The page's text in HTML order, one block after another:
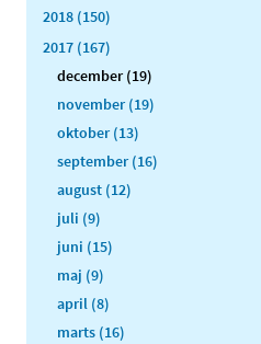
2018 (150)
2017 (167)
december (19)
november (19)
oktober (13)
september (16)
august (12)
juli (9)
juni (15)
maj (9)
april (8)
marts (16)